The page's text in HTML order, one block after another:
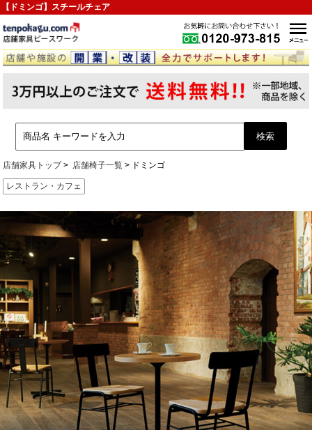
【ドミンゴ】スチールチェア
店舗家具トップ 店舗椅子一覧 ドミンゴ
レストラン・カフェ